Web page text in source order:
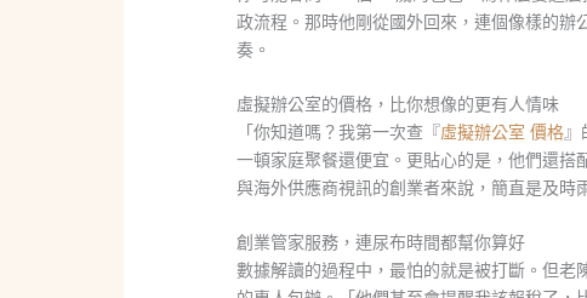
政流程。那時他剛從國外回來，連個像樣的
奏。
虛擬辦公室的價格，比你想像的更有人情味
「你知道嗎？我第一次查『虛擬辦公室 價格』
一頓家庭聚餐還便宜。更貼心的是，他們還
與海外供應商視訊的創業者來說，簡直是及時
創業管家服務，連尿布時間都幫你算好
數據解讀的過程中，最怕的就是被打斷。但